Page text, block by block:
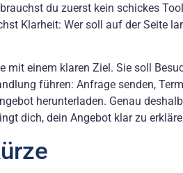
du zuerst kein schickes
Klarheit: Wer soll auf der Seite
mit einem klaren Ziel. Sie soll
führen: Anfrage senden,
herunterladen. Genau
dich, dein Angebot klar zu